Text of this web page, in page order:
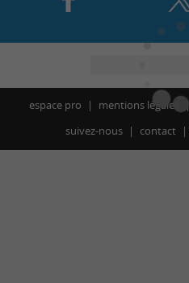
espace pro mentions légales
suivez-nous
contact